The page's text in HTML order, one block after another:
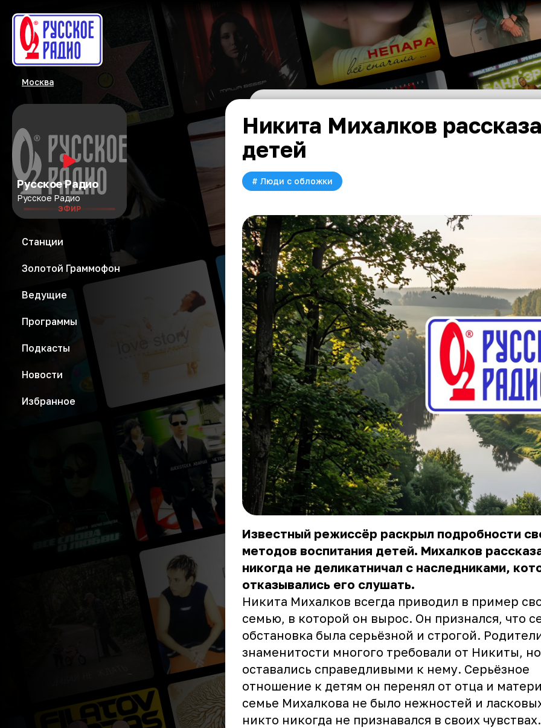
Москва
Русское Радио
Русское Радио
ЭФИР
Станции
Золотой Граммофон
Ведущие
Программы
Подкасты
Новости
Избранное
Никита Михалков
детей
# Люди с обложки
Известный режиссёр раскрыл подробности
методов воспитания детей. Михалков
никогда не деликатничал с наследниками,
отказывались его слушать.
Никита Михалков всегда приводил в пример
семью, в которой он вырос. Он признался, что
обстановка была серьёзной и строгой.
знаменитости многого требовали от Никиты,
оставались справедливыми к нему. Серьёзное
отношение к детям он перенял от отца и
семье Михалкова не было нежностей и
никто никогда не признавался в своих